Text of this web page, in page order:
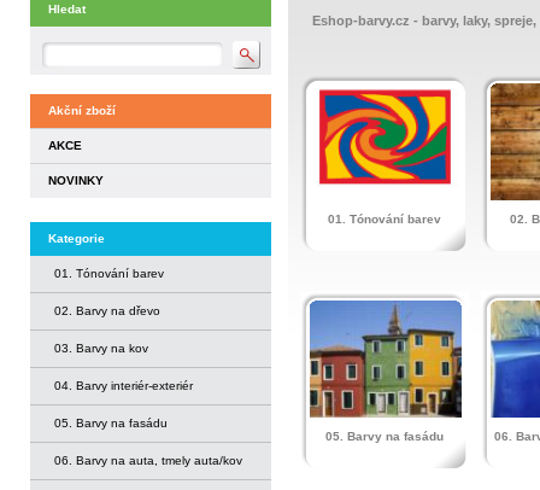
Hledat
Akční zboží
AKCE
NOVINKY
Kategorie
01. Tónování barev
02. Barvy na dřevo
03. Barvy na kov
04. Barvy interiér-exteriér
05. Barvy na fasádu
06. Barvy na auta, tmely auta/kov
Eshop-barvy.cz - barvy, laky,
01. Tónování barev 02.
05. Barvy na fasádu 06.